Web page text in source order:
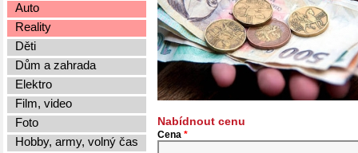
Nabídnout cenu
Cena *
Auto
Reality
Děti
Dům a zahrada
Elektro
Film, video
Foto
Hobby, army, volný čas